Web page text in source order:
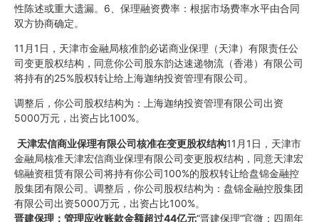
性陈述或重大遗漏。6、保理融资费率：根据市场费率水平由合同
双方协商确定。
11月1日，天津市金融局核准韵必诺商业保理（天津）有限责任公
司变更股权结构，同意你公司股东韵达速递物流（香港）有限公司
将持有的25%股权转让给上海迦纳投资管理有限公司。
调整后，你公司股权结构为：上海迦纳投资管理有限公司出资
5000万元，出资占比100%。
天津宏信商业保理有限公司核准在变更股权结构11月1日，天津市
金融局核准天津宏信商业保理有限公司变更股权结构，同意天津宏
锦融资租赁有限公司将持有你公司100%的股权转让给盘锦金融控
股集团有限公司。调整后，你公司股权结构为：盘锦金融控股集团
有限公司出资5000万元，出资占比100%。
晋建保理：管理应收账款金额超过44亿元“晋建保理”官微：四周年